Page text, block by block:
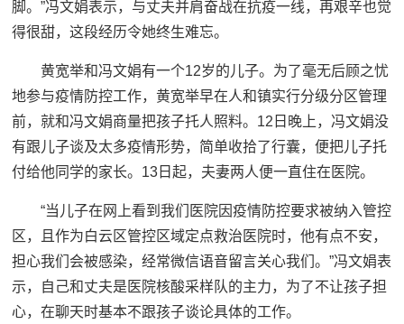
脚。”冯文娟表示，与丈夫并肩奋战在抗疫一线，再艰辛也觉
得很甜，这段经历令她终生难忘。
黄宽举和冯文娟有一个12岁的儿子。为了毫无后顾之忧
地参与疫情防控工作，黄宽举早在人和镇实行分级分区管理
前，就和冯文娟商量把孩子托人照料。12日晚上，冯文娟没
有跟儿子谈及太多疫情形势，简单收拾了行囊，便把儿子托
付给他同学的家长。13日起，夫妻两人便一直住在医院。
“当儿子在网上看到我们医院因疫情防控要求被纳入管控
区，且作为白云区管控区域定点救治医院时，他有点不安，
担心我们会被感染，经常微信语音留言关心我们。”冯文娟表
示，自己和丈夫是医院核酸采样队的主力，为了不让孩子担
心，在聊天时基本不跟孩子谈论具体的工作。